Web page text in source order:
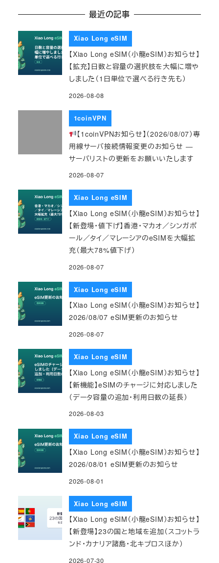
最近の記事
Xiao Long eSIM
【Xiao Long eSIM（小龍eSIM）お知らせ】
【拡充】日数と容量の選択肢を大幅に増や
しました（1日単位で選べる行き先も）
2026-08-08
1coinVPN
【1coinVPNお知らせ】（2026/08/07）専
用線サーバ接続情報変更のお知らせ ―
サーバリストの更新をお願いいたします
2026-08-07
Xiao Long eSIM
【Xiao Long eSIM（小龍eSIM）お知らせ】
【新登場・値下げ】香港・マカオ／シンガポ
ール／タイ／マレーシアのeSIMを大幅拡
充（最大78%値下げ）
2026-08-07
Xiao Long eSIM
【Xiao Long eSIM（小龍eSIM）お知らせ】
2026/08/07 eSIM更新のお知らせ
2026-08-07
Xiao Long eSIM
【Xiao Long eSIM（小龍eSIM）お知らせ】
【新機能】eSIMのチャージに対応しました
（データ容量の追加・利用日数の延長）
2026-08-03
Xiao Long eSIM
【Xiao Long eSIM（小龍eSIM）お知らせ】
2026/08/01 eSIM更新のお知らせ
2026-08-01
Xiao Long eSIM
【Xiao Long eSIM（小龍eSIM）お知らせ】
【新登場】23の国と地域を追加（スコットラ
ンド・カナリア諸島・北キプロスほか）
2026-07-30